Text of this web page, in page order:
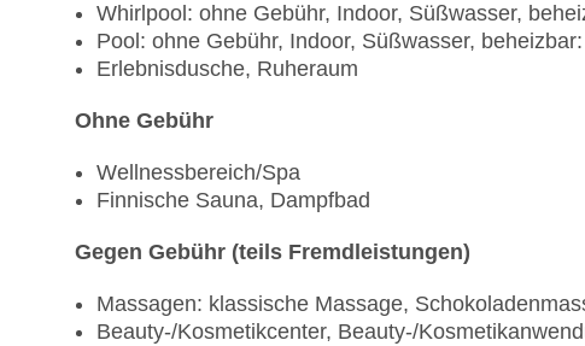
Whirlpool: ohne Gebühr, Indoor, Süßwasser,
Pool: ohne Gebühr, Indoor, Süßwasser,
Erlebnisdusche, Ruheraum
Ohne Gebühr
Wellnessbereich/Spa
Finnische Sauna, Dampfbad
Gegen Gebühr (teils Fremdleistungen)
Massagen: klassische Massage,
Beauty-/Kosmetikcenter, Beauty-/